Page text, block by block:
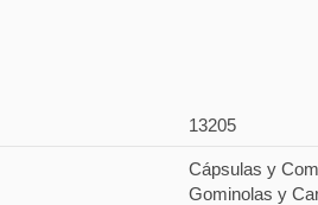
13205
Cápsulas y
Gominolas y